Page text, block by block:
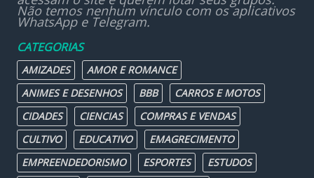
Não temos nenhum vínculo com os aplicativos
WhatsApp e Telegram.
CATEGORIAS
AMIZADES
AMOR E ROMANCE
ANIMES E DESENHOS
BBB
CARROS E MOTOS
CIDADES
CIENCIAS
COMPRAS E VENDAS
CULTIVO
EDUCATIVO
EMAGRECIMENTO
EMPREENDEDORISMO
ESPORTES
ESTUDOS